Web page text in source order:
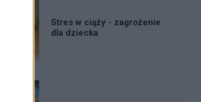
Stres w ciąży - zagrożenie
dla dziecka